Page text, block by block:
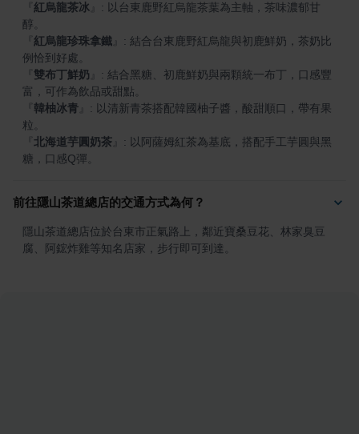
紅烏龍茶冰
: 以台東鹿野紅烏龍茶葉為主軸，茶味濃郁甘
紅烏龍珍珠拿鐵
: 結合台東鹿野紅烏龍與初鹿鮮奶，茶奶比
雙布丁鮮奶
: 結合黑糖、初鹿鮮奶與兩顆統一布丁，口感豐
韓柚冰青
: 以清新青茶搭配韓國柚子醬，酸甜順口，帶有果
北海道芋圓奶茶
: 以阿薩姆紅茶為基底，搭配手工芋圓與黑
糖，口感Q彈。
前往隱山茶道總店的交通方式為何？
隱山茶道總店位於台東市正氣路上，鄰近寶桑豆花、林家臭豆
腐、阿鋐炸雞等知名店家，步行即可到達。